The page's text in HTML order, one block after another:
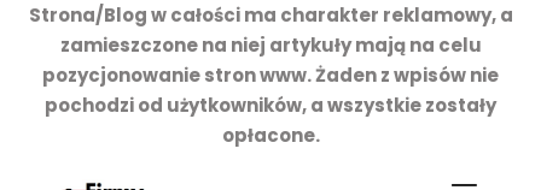
Strona/Blog w całości ma charakter reklamowy, a
zamieszczone na niej artykuły mają na celu
pozycjonowanie stron www. Żaden z wpisów nie
pochodzi od użytkowników, a wszystkie zostały
opłacone.